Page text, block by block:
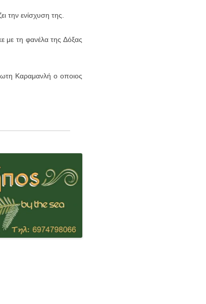
την ενίσχυση της.
με τη φανέλα της Δόξας
Καραμανλή ο οποιος